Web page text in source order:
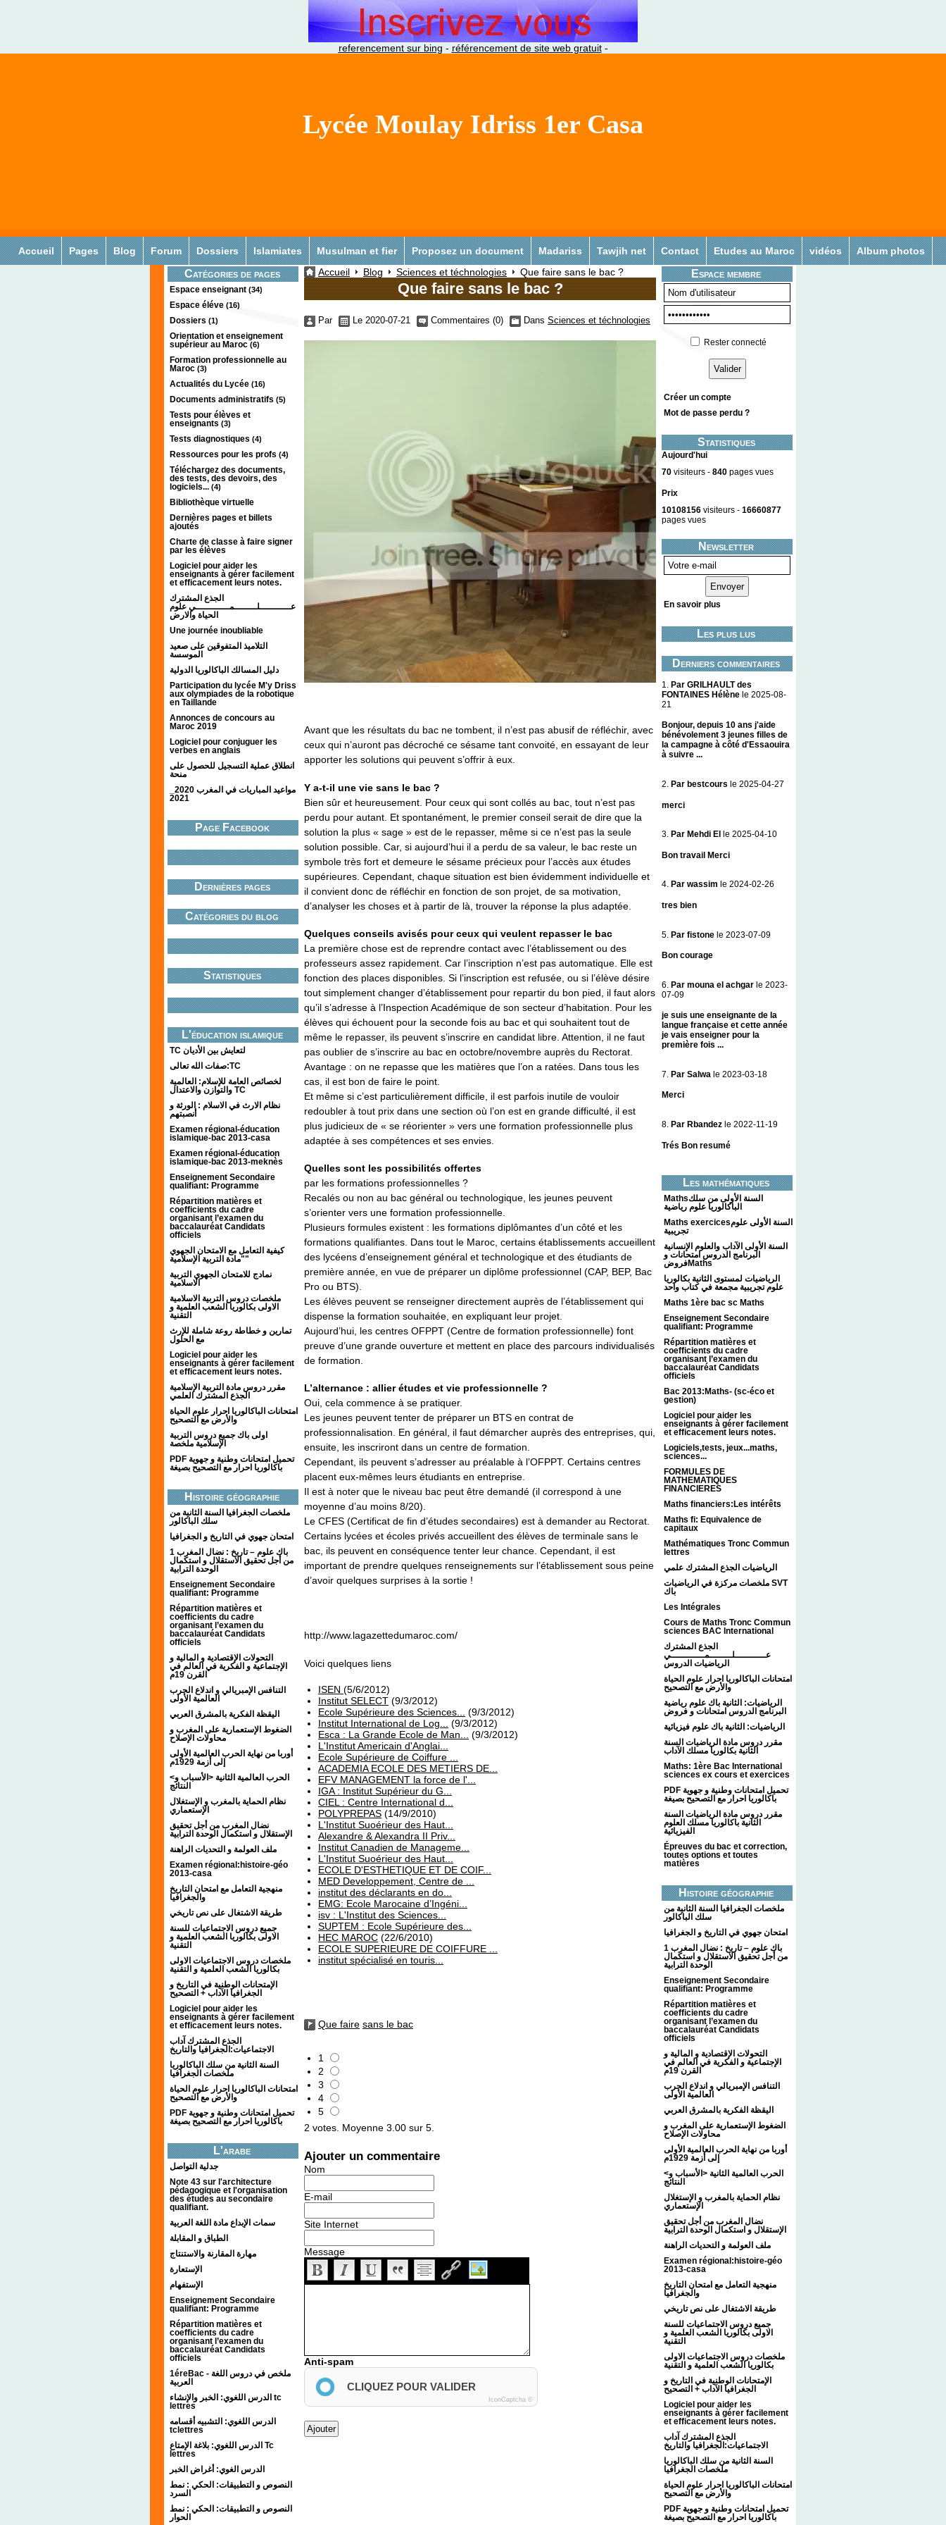
referencement sur bing - référencement de site web gratuit-
Lycée Moulay Idriss 1er Casa
Accueil Pages Blog Forum Dossiers Islamiates Musulman et fier Proposez un document Madariss Tawjih net Contact Etudes au Maroc vidéos Album photos
Catégories de pages
Espace enseignant (34)
Espace éléve (16)
Dossiers (1)
Orientation et enseignement
supérieur au Maroc (6)
Formation professionnelle au
Maroc (3)
Actualités du Lycée (16)
Documents administratifs (5)
Tests pour élèves et
enseignants (3)
Tests diagnostiques (4)
Ressources pour les profs (4)
Téléchargez des documents,
des tests, des devoirs, des
logiciels... (4)
Bibliothèque virtuelle
Dernières pages et billets
ajoutés
Charte de classe à faire signer
par les élèves
Logiciel pour aider les
enseignants à gérer facilement
et efficacement leurs notes.
الجذع المشترك
عـــــــــــلــــــــمــــــــــــي علوم
الحياة والارض
Une journée inoubliable
التلاميذ المتفوقين على صعيد
الموسسة
دليل المسالك الباكالوريا الدولية
Participation du lycée M'y Driss
aux olympiades de la robotique
en Taillande
Annonces de concours au
Maroc 2019
Logiciel pour conjuguer les
verbes en anglais
انطلاق عملية التسجيل للحصول على
منحة
2021
Page Facebook
Dernières pages
Catégories du blog
Statistiques
L'éducation islamique
TC لتعايش بين الأديان
صفات الله تعالى:TC
لخصائص العامة للإسلام: العالمية
والتوازن والاعتدال TC
نظام الارث في الاسلام : الورثة و
أنصبتهم
Examen régional-éducation
islamique-bac 2013-casa
Examen régional-éducation
islamique-bac 2013-meknès
Enseignement Secondaire
qualifiant: Programme
Répartition matières et
coefficients du cadre
organisant l’examen du
baccalauréat Candidats
officiels
كيفية التعامل مع الامتحان الجهوي
"مادة التربية الإسلامية"
نمادج للامتحان الجهوي التربية
الاسلامية
ملخصات دروس التربية الاسلامية
الاولى بكالوريا الشعب العلمية و
التقنية
تمارين و خطاطة روعة شاملة للإرث
مع الحلول
Logiciel pour aider les
enseignants à gérer facilement
et efficacement leurs notes.
مقرر دروس مادة التربية الإسلامية
الجذع المشترك العلمي
امتحانات الباكالوريا احرار علوم الحياة
والأرض مع التصحيح
اولى باك جميع دروس التربية
الإسلامية ملخصة
PDF تحميل امتحانات وطنية و جهوية
باكالوريا احرار مع التصحيح بصيغة
Histoire géographie
ملخصات الجغرافيا السنة الثانية من
سلك الباكالور
امتحان جهوي في التاريخ و الجغرافيا
1 باك علوم – تاريخ : نضال المغرب
من أجل تحقيق الاستقلال و استكمال
الوحدة الترابية
Enseignement Secondaire
qualifiant: Programme
Répartition matières et
coefficients du cadre
organisant l’examen du
baccalauréat Candidats
officiels
التحولات الإقتصادية و المالية و
الإجتماعية و الفكرية في العالم في
القرن 19م
التنافس الإمبريالي و اندلاع الحرب
العالمية الأولى
اليقظة الفكرية بالمشرق العربي
الضغوط الإستعمارية على المغرب و
محاولات الإصلاح
أوربا من نهاية الحرب العالمية الأولى
إلى أزمة 1929م
<الحرب العالمية الثانية <الأسباب و
النتائج
نظام الحماية بالمغرب و الإستغلال
الإستعماري
نضال المغرب من أجل تحقيق
الإستقلال و استكمال الوحدة الترابية
ملف العولمة و التحديات الراهنة
Examen régional:histoire-géo
2013-casa
منهجية التعامل مع امتحان التاريخ
والجغرافيا
طريقة الاشتغال على نص تاريخي
جميع دروس الاجتماعيات للسنة
الاولى بكالوريا الشعب العلمية و
التقنية
ملخصات دروس الاجتماعيات الاولى
بكالوريا الشعب العلمية و التقنية
الإمتحانات الوطنية في التاريخ و
الجغرافيا الآداب + التصحيح
Logiciel pour aider les
enseignants à gérer facilement
et efficacement leurs notes.
الجذع المشترك آداب
الاجتماعيات:الجغرافيا والتاريخ
السنة الثانية من سلك الباكالوريا
ملخصات الجغرافيا
امتحانات الباكالوريا احرار علوم الحياة
والأرض مع التصحيح
PDF تحميل امتحانات وطنية و جهوية
باكالوريا احرار مع التصحيح بصيغة
L'arabe
جدلية التواصل
Note 43 sur l'architecture
pédagogique et l'organisation
des études au secondaire
qualifiant.
سمات الإبداع مادة اللغة العربية
الطباق و المقابلة
مهارة المقارنة والاستنتاج
الإستعارة
الإستفهام
Enseignement Secondaire
qualifiant: Programme
Répartition matières et
coefficients du cadre
organisant l’examen du
baccalauréat Candidats
officiels
1éreBac - ملخص في دروس اللغة
العربية
الدرس اللغوي: الخبر والإنشاء tc
lettres
الدرس اللغوي: التشبيه أقسامه
tclettres
الدرس اللغوي: بلاغة الإمتاع Tc
lettres
الدرس الغوي: أغراض الخبر
النصوص و التطبيقات: الحكي : نمط
السرد
النصوص و التطبيقات: الحكي : نمط
الحوار
Espace membre
Rester connecté
Créer un compte
Mot de passe perdu ?
Statistiques
Aujourd'hui
70 visiteurs - 840 pages vues
Prix
10108156 visiteurs - 16660877
pages vues
Newsletter
En savoir plus
Les plus lus
Derniers commentaires
1.
Par GRILHAULT des
FONTAINES Hélène le 2025-08-
21
Bonjour, depuis 10 ans j'aide
bénévolement 3 jeunes filles de
la campagne à côté d'Essaouira
à suivre ...
2. Par bestcours le 2025-04-27
merci
3. Par Mehdi El le 2025-04-10
Bon travail Merci
4. Par wassim le 2024-02-26
tres bien
5. Par fistone le 2023-07-09
Bon courage
6. Par mouna el achgar le 2023-
07-09
je suis une enseignante de la
langue française et cette année
je vais enseigner pour la
première fois ...
7. Par Salwa le 2023-03-18
Merci
8. Par Rbandez le 2022-11-19
Trés Bon resumé
Les mathématiques
Mathsالسنة الأولى من سلك
الباكالوريا علوم رياضية
Maths exercicesالسنة الأولى علوم
تجريبية
السنة الأولى الآداب والعلوم الإنسانية
البرنامج الدروس امتحانات و
فروضMaths
الرياضيات لمستوى الثانية بكالوريا
علوم تجريبية مجمعة في كتاب واحد
Maths 1ère bac sc Maths
Enseignement Secondaire
qualifiant: Programme
Répartition matières et
coefficients du cadre
organisant l’examen du
baccalauréat Candidats
officiels
Bac 2013:Maths- (sc-éco et
gestion)
Logiciel pour aider les
enseignants à gérer facilement
et efficacement leurs notes.
Logiciels,tests, jeux...maths,
sciences...
FORMULES DE
MATHEMATIQUES
FINANCIERES
Maths financiers:Les intérêts
Maths fi: Equivalence de
capitaux
Mathématiques Tronc Commun
lettres
الرياضيات الجذع المشترك علمي
ملخصات مركزة في الرياضيات SVT
باك
Les Intégrales
Cours de Maths Tronc Commun
sciences BAC International
الجذع المشترك
عـــــــــــلــــــــمــــــــــــي
الرياضيات الدروس
امتحانات الباكالوريا احرار علوم الحياة
والأرض مع التصحيح
الرياضيات: الثانية باك علوم رياضية
البرنامج الدروس امتحانات و فروض
الرياضيات: الثانية باك علوم فيزيائية
مقرر دروس مادة الرياضيات السنة
الثانية بكالوريا مسلك الآداب
Maths: 1ère Bac International
sciences ex cours et exercices
PDF تحميل امتحانات وطنية و جهوية
باكالوريا احرار مع التصحيح بصيغة
مقرر دروس مادة الرياضيات السنة
الثانية باكالوريا مسلك العلوم
الفيزيائية
Épreuves du bac et correction,
toutes options et toutes
matières
Histoire géographie
ملخصات الجغرافيا السنة الثانية من
سلك الباكالور
امتحان جهوي في التاريخ و الجغرافيا
1 باك علوم – تاريخ : نضال المغرب
من أجل تحقيق الاستقلال و استكمال
الوحدة الترابية
Enseignement Secondaire
qualifiant: Programme
Répartition matières et
coefficients du cadre
organisant l’examen du
baccalauréat Candidats
officiels
التحولات الإقتصادية و المالية و
الإجتماعية و الفكرية في العالم في
القرن 19م
التنافس الإمبريالي و اندلاع الحرب
العالمية الأولى
اليقظة الفكرية بالمشرق العربي
الضغوط الإستعمارية على المغرب و
محاولات الإصلاح
أوربا من نهاية الحرب العالمية الأولى
إلى أزمة 1929م
<الحرب العالمية الثانية <الأسباب و
النتائج
نظام الحماية بالمغرب و الإستغلال
الإستعماري
نضال المغرب من أجل تحقيق
الإستقلال و استكمال الوحدة الترابية
ملف العولمة و التحديات الراهنة
Examen régional:histoire-géo
2013-casa
منهجية التعامل مع امتحان التاريخ
والجغرافيا
طريقة الاشتغال على نص تاريخي
جميع دروس الاجتماعيات للسنة
الاولى بكالوريا الشعب العلمية و
التقنية
ملخصات دروس الاجتماعيات الاولى
بكالوريا الشعب العلمية و التقنية
الإمتحانات الوطنية في التاريخ و
الجغرافيا الآداب + التصحيح
Logiciel pour aider les
enseignants à gérer facilement
et efficacement leurs notes.
الجذع المشترك آداب
الاجتماعيات:الجغرافيا والتاريخ
السنة الثانية من سلك الباكالوريا
ملخصات الجغرافيا
امتحانات الباكالوريا احرار علوم الحياة
والأرض مع التصحيح
PDF تحميل امتحانات وطنية و جهوية
باكالوريا احرار مع التصحيح بصيغة
Accueil Blog Sciences et téchnologies Que faire sans le bac ?
Que faire sans le bac ?
Par Le 2020-07-21 Commentaires (0) Dans Sciences et téchnologies
Avant que les résultats du bac ne tombent, il n’est pas abusif de réfléchir, avec
ceux qui n’auront pas décroché ce sésame tant convoité, en essayant de leur
apporter les solutions qui peuvent s’offrir à eux.
Y a-t-il une vie sans le bac ?
Bien sûr et heureusement. Pour ceux qui sont collés au bac, tout n’est pas
perdu pour autant. Et spontanément, le premier conseil serait de dire que la
solution la plus « sage » est de le repasser, même si ce n’est pas la seule
solution possible. Car, si aujourd’hui il a perdu de sa valeur, le bac reste un
symbole très fort et demeure le sésame précieux pour l’accès aux études
supérieures. Cependant, chaque situation est bien évidemment individuelle et
il convient donc de réfléchir en fonction de son projet, de sa motivation,
d’analyser les choses et à partir de là, trouver la réponse la plus adaptée.
Quelques conseils avisés pour ceux qui veulent repasser le bac
La première chose est de reprendre contact avec l’établissement ou des
professeurs assez rapidement. Car l’inscription n’est pas automatique. Elle est
fonction des places disponibles. Si l’inscription est refusée, ou si l’élève désire
tout simplement changer d’établissement pour repartir du bon pied, il faut alors
qu’il s’adresse à l’Inspection Académique de son secteur d’habitation. Pour les
élèves qui échouent pour la seconde fois au bac et qui souhaitent tout de
même le repasser, ils peuvent s’inscrire en candidat libre. Attention, il ne faut
pas oublier de s’inscrire au bac en octobre/novembre auprès du Rectorat.
Avantage : on ne repasse que les matières que l’on a ratées. Dans tous les
cas, il est bon de faire le point.
Et même si c’est particulièrement difficile, il est parfois inutile de vouloir
redoubler à tout prix dans une section où l’on est en grande difficulté, il est
plus judicieux de « se réorienter » vers une formation professionnelle plus
adaptée à ses compétences et ses envies.
Quelles sont les possibilités offertes
par les formations professionnelles ?
Recalés ou non au bac général ou technologique, les jeunes peuvent
s’orienter vers une formation professionnelle.
Plusieurs formules existent : les formations diplômantes d’un côté et les
formations qualifiantes. Dans tout le Maroc, certains établissements accueillent
des lycéens d’enseignement général et technologique et des étudiants de
première année, en vue de préparer un diplôme professionnel (CAP, BEP, Bac
Pro ou BTS).
Les élèves peuvent se renseigner directement auprès de l’établissement qui
dispense la formation souhaitée, en expliquant leur projet.
Aujourd’hui, les centres OFPPT (Centre de formation professionnelle) font
preuve d’une grande ouverture et mettent en place des parcours individualisés
de formation.
L’alternance : allier études et vie professionnelle ?
Oui, cela commence à se pratiquer.
Les jeunes peuvent tenter de préparer un BTS en contrat de
professionnalisation. En général, il faut démarcher auprès des entreprises, qui,
ensuite, les inscriront dans un centre de formation.
Cependant, ils peuvent s’adresser au préalable à l’OFPPT. Certains centres
placent eux-mêmes leurs étudiants en entreprise.
Il est à noter que le niveau bac peut être demandé (il correspond à une
moyenne d’au moins 8/20).
Le CFES (Certificat de fin d’études secondaires) est à demander au Rectorat.
Certains lycées et écoles privés accueillent des élèves de terminale sans le
bac, ils peuvent en conséquence tenter leur chance. Cependant, il est
important de prendre quelques renseignements sur l’établissement sous peine
d’avoir quelques surprises à la sortie !
http://www.lagazettedumaroc.com/
Voici quelques liens
ISEN (5/6/2012)
Institut SELECT (9/3/2012)
Ecole Supérieure des Sciences...
(9/3/2012)
Institut International de Log...
(9/3/2012)
Esca : La Grande Ecole de Man...
(9/3/2012)
L'Institut Americain d'Anglai...
Ecole Supérieure de Coiffure ...
ACADEMIA ECOLE DES METIERS DE...
EFV MANAGEMENT la force de l'...
IGA : Institut Supérieur du G...
CIEL : Centre International d...
POLYPREPAS (14/9/2010)
L'Institut Suoérieur des Haut...
Alexandre & Alexandra II Priv...
Institut Canadien de Manageme...
L'Institut Suoérieur des Haut...
ECOLE D'ESTHETIQUE ET DE COIF...
MED Developpement, Centre de ...
institut des déclarants en do...
EMG: Ecole Marocaine d’Ingéni...
isv : L'Institut des Sciences...
SUPTEM : Ecole Supérieure des...
HEC MAROC (22/6/2010)
ECOLE SUPERIEURE DE COIFFURE ...
institut spécialisé en touris...
Que faire sans le bac
1
2
3
4
5
2 votes. Moyenne 3.00 sur 5.
Ajouter un commentaire
Nom
E-mail
Site Internet
Message
Anti-spam
CLIQUEZ POUR VALIDER
IconCaptcha ©